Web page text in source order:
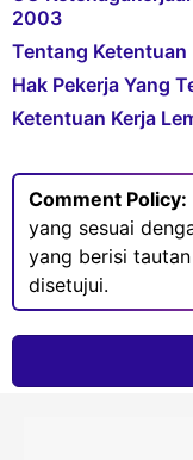
2003
Tentang
Hak Pekerja Yang
Ketentuan Kerja
Comment Policy:
yang sesuai
yang berisi
disetujui.